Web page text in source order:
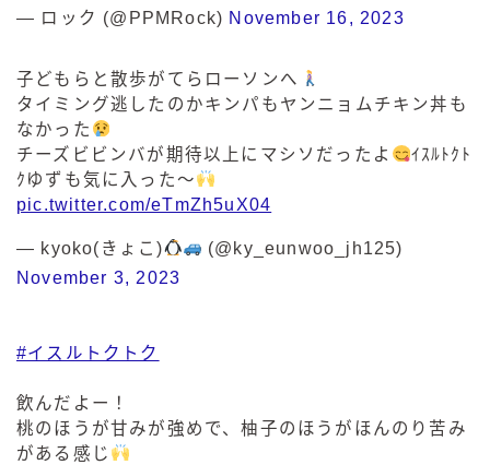
— ロック (@PPMRock) November 16, 2023
子どもらと散歩がてらローソンへ
タイミング逃したのかキンパもヤンニョムチキン丼も
なかった
チーズビビンバが期待以上にマシソだったよ
ｲｽﾙﾄｸﾄ
ｸゆずも気に入った～
pic.twitter.com/eTmZh5uX04
— kyoko(きょこ)
(@ky_eunwoo_jh125)
November 3, 2023
#イスルトクトク
飲んだよー！
桃のほうが甘みが強めで、柚子のほうがほんのり苦み
がある感じ